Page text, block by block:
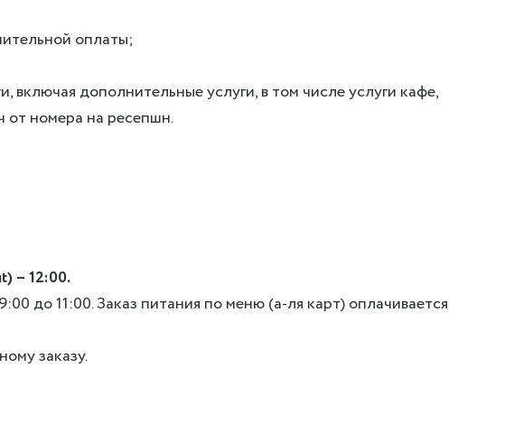
оплаты;
включая дополнительные услуги, в том числе услуги кафе,
от номера на ресепшн.
– 12:00.
до 11:00. Заказ питания по меню (а-ля карт) оплачивается
заказу.